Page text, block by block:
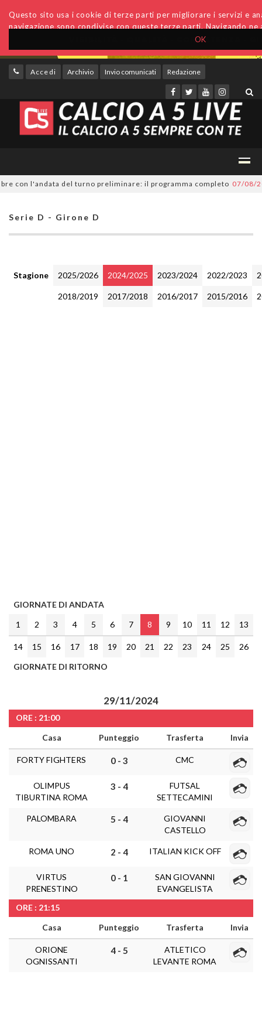
OK
Questo sito usa i cookie di terze parti per migliorare i servizi e
navigazione sono condivise con queste terze parti. Navigando
Accedi Archivio Invio comunicati Redazione
l'andata del turno preliminare: il programma completo 07/08/2026
Serie D - Girone D
Stagione 2025/2026 2024/2025 2023/2024 2022/2023
2018/2019 2017/2018 2016/2017 2015/2016
GIORNATE DI ANDATA
1
2 3 4 5 6 7 8 9 10 11 12 13
14 15 16 17 18 19 20 21 22 23 24 25
26
GIORNATE DI RITORNO
29/11/2024
ORE : 21:00
Casa
Punteggio Trasferta Invia
FORTY FIGHTERS 0 - 3 CMC
OLIMPUS
TIBURTINA ROMA
3 - 4
FUTSAL
SETTECAMINI
PALOMBARA 5 - 4
GIOVANNI
CASTELLO
ROMA UNO 2 - 4 ITALIAN KICK OFF
VIRTUS
PRENESTINO
0 - 1
SAN GIOVANNI
EVANGELISTA
ORE : 21:15
Casa
Punteggio Trasferta Invia
ORIONE
OGNISSANTI
4 - 5
ATLETICO
LEVANTE ROMA